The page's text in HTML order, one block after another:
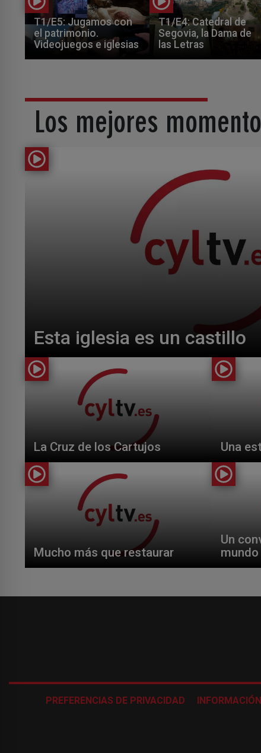
T1/E5: Jugamos con
el patrimonio.
Videojuegos e iglesias
T1/E4: Catedral de
Segovia, la Dama de
las Letras
Los mejores
Esta iglesia es un castillo
La Cruz de los Cartujos Una
Mucho más que restaurar
Un
mundo
PREFERENCIAS DE PRIVACIDAD